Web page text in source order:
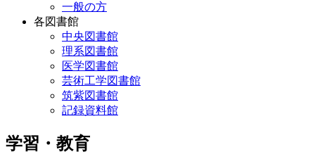
一般の方
各図書館
中央図書館
理系図書館
医学図書館
芸術工学図書館
筑紫図書館
記録資料館
学習・教育